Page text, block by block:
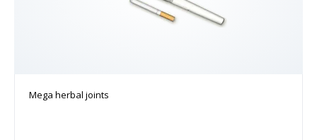
Mega herbal joints